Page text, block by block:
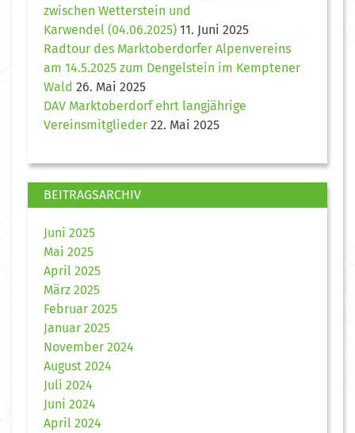
zwischen Wetterstein und
Karwendel (04.06.2025) 11. Juni 2025
Radtour des Marktoberdorfer Alpenvereins
am 14.5.2025 zum Dengelstein im Kemptener
Wald 26. Mai 2025
DAV Marktoberdorf ehrt langjährige
Vereinsmitglieder 22. Mai 2025
BEITRAGSARCHIV
Juni 2025
Mai 2025
April 2025
März 2025
Februar 2025
Januar 2025
November 2024
August 2024
Juli 2024
Juni 2024
April 2024